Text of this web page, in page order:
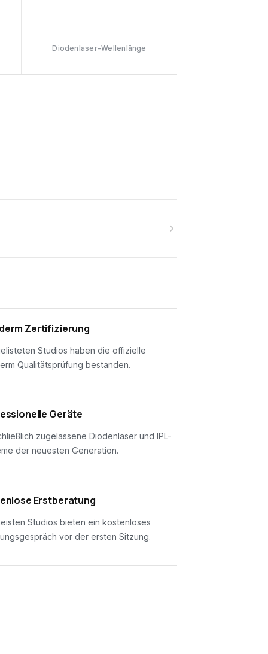
Diodenlaser-Wellenlänge
Zertifizierung
Studios haben die offizielle
Qualitätsprüfung bestanden.
Geräte
zugelassene Diodenlaser und IPL-
der neuesten Generation.
Erstberatung
Studios bieten ein kostenloses
vor der ersten Sitzung.